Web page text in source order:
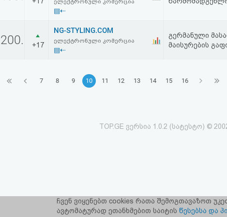
ელექტრონული კომერცია
▤⇠
200. +17
NG-STYLING.COM
ელექტრონული კომერცია
▤⇠
გერმანული
მაისურების
7 8 9 10 11 12 13 14 15 16
TOP.GE ვერსია 1.0.2 (სატესტო) ©
TOP.GE-ს
ჩვენ ვიყენებთ cookies რათა შემოგთავაზოთ
ავტომატურად ეთანხმებით საიტის წესებსა და